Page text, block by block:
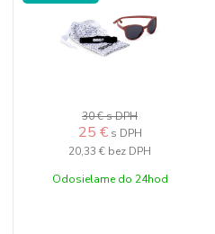
30 €s DPH
25 € s DPH
20,33 € bez DPH
Odosielame do 24hod